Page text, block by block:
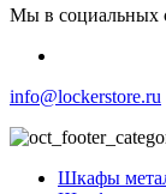
Мы в социальных
info@lockerstore.ru
Шкафы